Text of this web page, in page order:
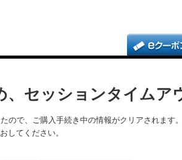
セッションタイムア
ので、ご購入手続き中の情報がクリアされます。
してください。